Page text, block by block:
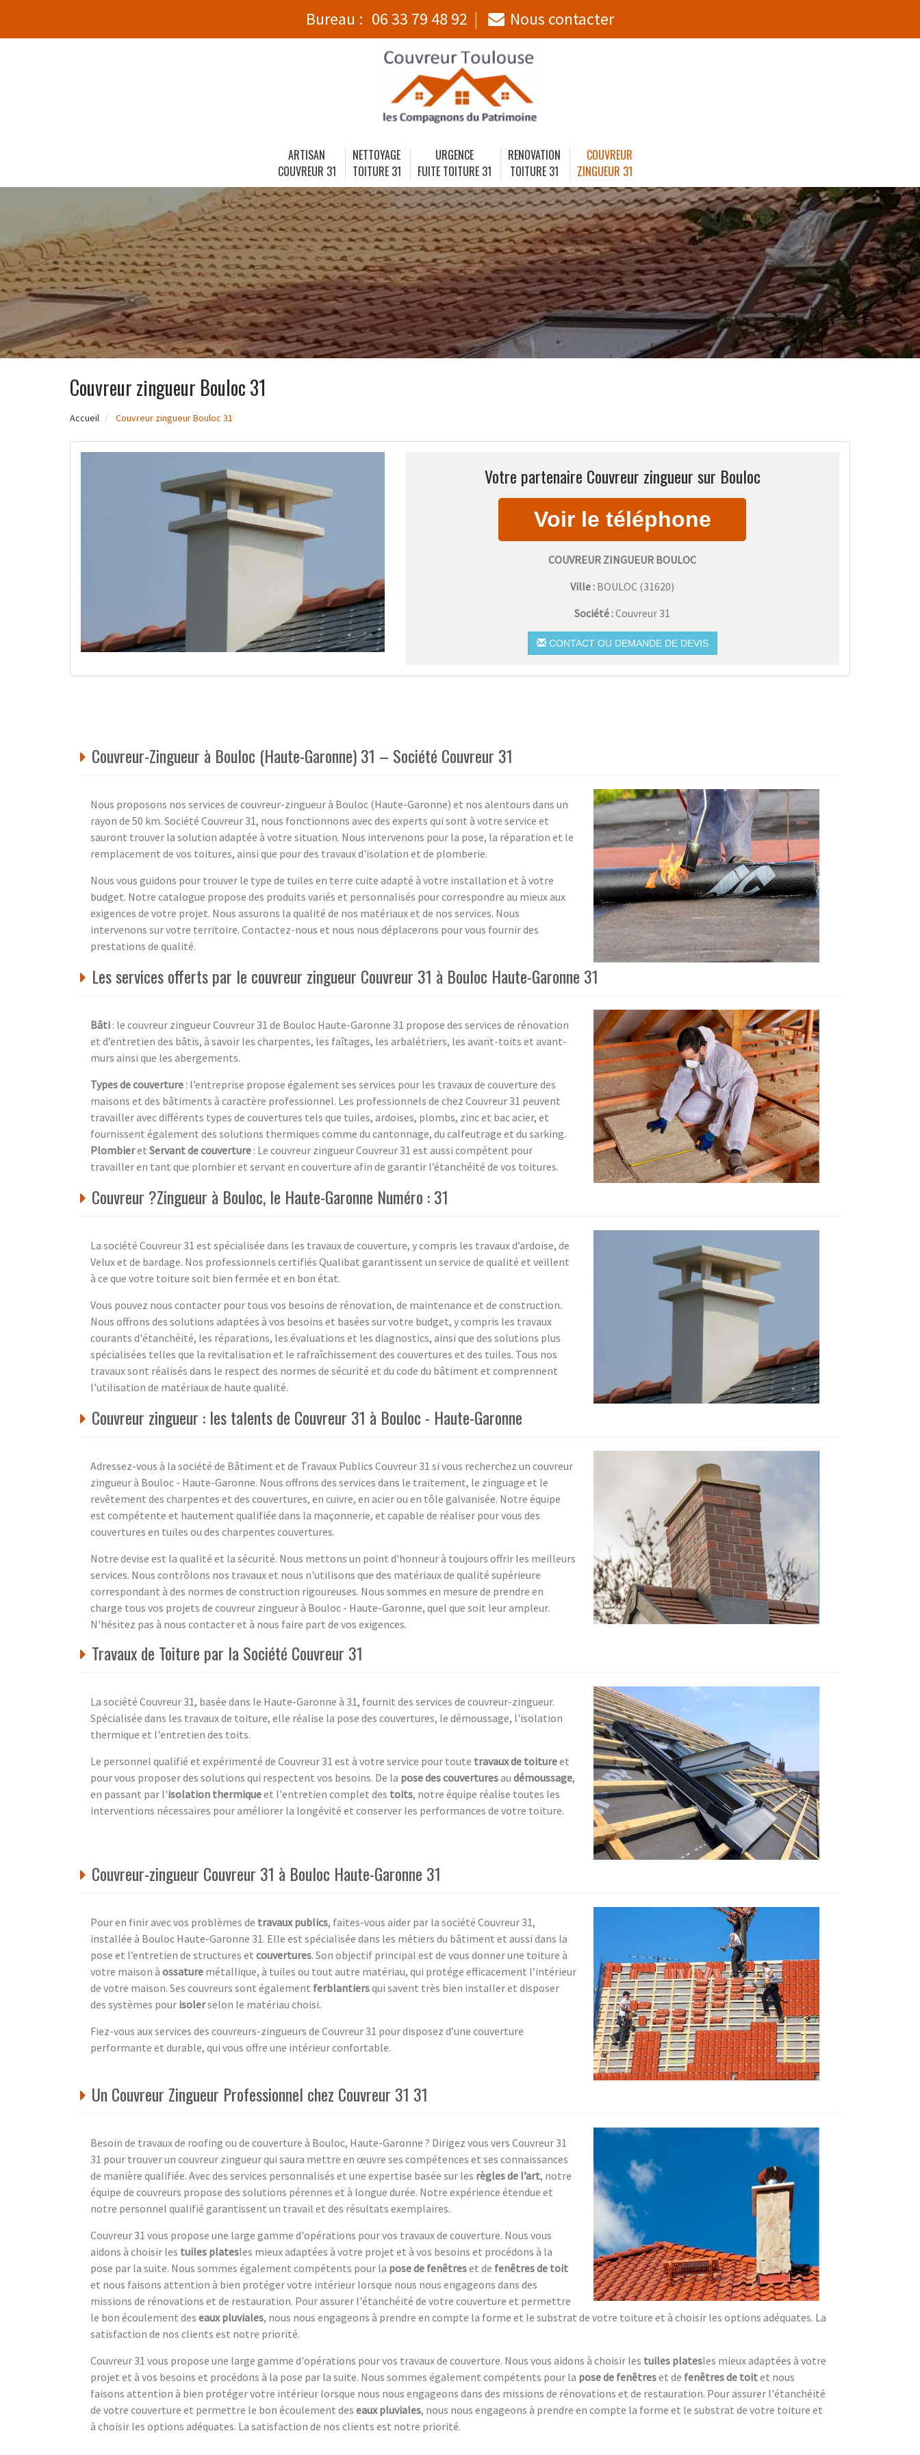
Bureau : 06 33 79 48 92 Nous contacter
ARTISAN
COUVREUR 31
NETTOYAGE
TOITURE 31
URGENCE
FUITE TOITURE 31
RENOVATION
TOITURE 31
COUVREUR
ZINGUEUR 31
Couvreur zingueur Bouloc 31
Accueil Couvreur zingueur Bouloc 31
Votre partenaire Couvreur zingueur sur Bouloc
COUVREUR ZINGUEUR BOULOC
Ville : BOULOC (31620)
Société :Couvreur 31
CONTACT OU DEMANDE DE DEVIS
Couvreur-Zingueur à Bouloc (Haute-Garonne) 31 – Société Couvreur 31
Nous proposons nos services de couvreur-zingueur à Bouloc (Haute-Garonne) et nos alentours dans un
rayon de 50 km. Société Couvreur 31, nous fonctionnons avec des experts qui sont à votre service et
sauront trouver la solution adaptée à votre situation. Nous intervenons pour la pose, la réparation et le
remplacement de vos toitures, ainsi que pour des travaux d'isolation et de plomberie.
Nous vous guidons pour trouver le type de tuiles en terre cuite adapté à votre installation et à votre
budget. Notre catalogue propose des produits variés et personnalisés pour correspondre au mieux aux
exigences de votre projet. Nous assurons la qualité de nos matériaux et de nos services. Nous
intervenons sur votre territoire. Contactez-nous et nous nous déplacerons pour vous fournir des
prestations de qualité.
Les services offerts par le couvreur zingueur Couvreur 31 à Bouloc Haute-Garonne 31
Bâti : le couvreur zingueur Couvreur 31 de Bouloc Haute-Garonne 31 propose des services de rénovation
et d’entretien des bâtis, à savoir les charpentes, les faîtages, les arbalétriers, les avant-toits et avant-
murs ainsi que les abergements.
Types de couverture : l’entreprise propose également ses services pour les travaux de couverture des
maisons et des bâtiments à caractère professionnel. Les professionnels de chez Couvreur 31 peuvent
travailler avec différents types de couvertures tels que tuiles, ardoises, plombs, zinc et bac acier, et
fournissent également des solutions thermiques comme du cantonnage, du calfeutrage et du sarking.
Plombieret Servant de couverture : Le couvreur zingueur Couvreur 31 est aussi compétent pour
travailler en tant que plombier et servant en couverture afin de garantir l’étanchéité de vos toitures.
Couvreur ?Zingueur à Bouloc, le Haute-Garonne Numéro : 31
La société Couvreur 31 est spécialisée dans les travaux de couverture, y compris les travaux d’ardoise, de
Velux et de bardage. Nos professionnels certifiés Qualibat garantissent un service de qualité et veillent
à ce que votre toiture soit bien fermée et en bon état.
Vous pouvez nous contacter pour tous vos besoins de rénovation, de maintenance et de construction.
Nous offrons des solutions adaptées à vos besoins et basées sur votre budget, y compris les travaux
courants d'étanchéité, les réparations, les évaluations et les diagnostics, ainsi que des solutions plus
spécialisées telles que la revitalisation et le rafraîchissement des couvertures et des tuiles. Tous nos
travaux sont réalisés dans le respect des normes de sécurité et du code du bâtiment et comprennent
l'utilisation de matériaux de haute qualité.
Couvreur zingueur : les talents de Couvreur 31 à Bouloc - Haute-Garonne
Adressez-vous à la société de Bâtiment et de Travaux Publics Couvreur 31 si vous recherchez un couvreur
zingueur à Bouloc - Haute-Garonne. Nous offrons des services dans le traitement, le zinguage et le
revêtement des charpentes et des couvertures, en cuivre, en acier ou en tôle galvanisée. Notre équipe
est compétente et hautement qualifiée dans la maçonnerie, et capable de réaliser pour vous des
couvertures en tuiles ou des charpentes couvertures.
Notre devise est la qualité et la sécurité. Nous mettons un point d'honneur à toujours offrir les meilleurs
services. Nous contrôlons nos travaux et nous n'utilisons que des matériaux de qualité supérieure
correspondant à des normes de construction rigoureuses. Nous sommes en mesure de prendre en
charge tous vos projets de couvreur zingueur à Bouloc - Haute-Garonne, quel que soit leur ampleur.
N'hésitez pas à nous contacter et à nous faire part de vos exigences.
Travaux de Toiture par la Société Couvreur 31
La société Couvreur 31, basée dans le Haute-Garonne à 31, fournit des services de couvreur-zingueur.
Spécialisée dans les travaux de toiture, elle réalise la pose des couvertures, le démoussage, l'isolation
thermique et l'entretien des toits.
Le personnel qualifié et expérimenté de Couvreur 31 est à votre service pour toute travaux de toitureet
pour vous proposer des solutions qui respectent vos besoins. De la pose des couverturesau démoussage,
en passant par l'isolation thermiqueet l'entretien complet des toits, notre équipe réalise toutes les
interventions nécessaires pour améliorer la longévité et conserver les performances de votre toiture.
Couvreur-zingueur Couvreur 31 à Bouloc Haute-Garonne 31
Pour en finir avec vos problèmes de travaux publics, faites-vous aider par la société Couvreur 31,
installée à Bouloc Haute-Garonne 31. Elle est spécialisée dans les métiers du bâtiment et aussi dans la
pose et l’entretien de structures et couvertures. Son objectif principal est de vous donner une toiture à
votre maison à ossature métallique, à tuiles ou tout autre matériau, qui protége efficacement l’intérieur
de votre maison. Ses couvreurs sont également ferblantiersqui savent très bien installer et disposer
des systèmes pour isolerselon le matériau choisi.
Fiez-vous aux services des couvreurs-zingueurs de Couvreur 31 pour disposez d’une couverture
performante et durable, qui vous offre une intérieur confortable.
Un Couvreur Zingueur Professionnel chez Couvreur 31 31
Besoin de travaux de roofing ou de couverture à Bouloc, Haute-Garonne ? Dirigez vous vers Couvreur 31
31 pour trouver un couvreur zingueur qui saura mettre en œuvre ses compétences et ses connaissances
de manière qualifiée. Avec des services personnalisés et une expertise basée sur les règles de l’art, notre
équipe de couvreurs propose des solutions pérennes et à longue durée. Notre expérience étendue et
notre personnel qualifié garantissent un travail et des résultats exemplaires.
Couvreur 31 vous propose une large gamme d'opérations pour vos travaux de couverture. Nous vous
aidons à choisir les tuiles platesles mieux adaptées à votre projet et à vos besoins et procédons à la
pose par la suite. Nous sommes également compétents pour la pose de fenêtreset de fenêtres de toit
et nous faisons attention à bien protéger votre intérieur lorsque nous nous engageons dans des
missions de rénovations et de restauration. Pour assurer l'étanchéité de votre couverture et permettre
le bon écoulement des eaux pluviales, nous nous engageons à prendre en compte la forme et le substrat de votre toiture et à choisir les options adéquates. La
satisfaction de nos clients est notre priorité.
Couvreur 31 vous propose une large gamme d'opérations pour vos travaux de couverture. Nous vous aidons à choisir les tuiles platesles mieux adaptées à votre
projet et à vos besoins et procédons à la pose par la suite. Nous sommes également compétents pour la pose de fenêtreset de fenêtres de toitet nous
faisons attention à bien protéger votre intérieur lorsque nous nous engageons dans des missions de rénovations et de restauration. Pour assurer l'étanchéité
de votre couverture et permettre le bon écoulement des eaux pluviales, nous nous engageons à prendre en compte la forme et le substrat de votre toiture et
à choisir les options adéquates. La satisfaction de nos clients est notre priorité.